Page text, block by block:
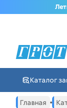
Каталог
Навигация по
Основное меню
Главная